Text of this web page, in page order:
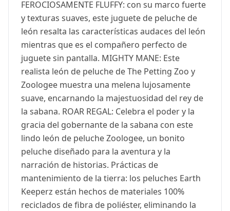
FEROCIOSAMENTE FLUFFY: con su marco fuerte
y texturas suaves, este juguete de peluche de
león resalta las características audaces del león
mientras que es el compañero perfecto de
juguete sin pantalla. MIGHTY MANE: Este
realista león de peluche de The Petting Zoo y
Zoologee muestra una melena lujosamente
suave, encarnando la majestuosidad del rey de
la sabana. ROAR REGAL: Celebra el poder y la
gracia del gobernante de la sabana con este
lindo león de peluche Zoologee, un bonito
peluche diseñado para la aventura y la
narración de historias. Prácticas de
mantenimiento de la tierra: los peluches Earth
Keeperz están hechos de materiales 100%
reciclados de fibra de poliéster, eliminando la